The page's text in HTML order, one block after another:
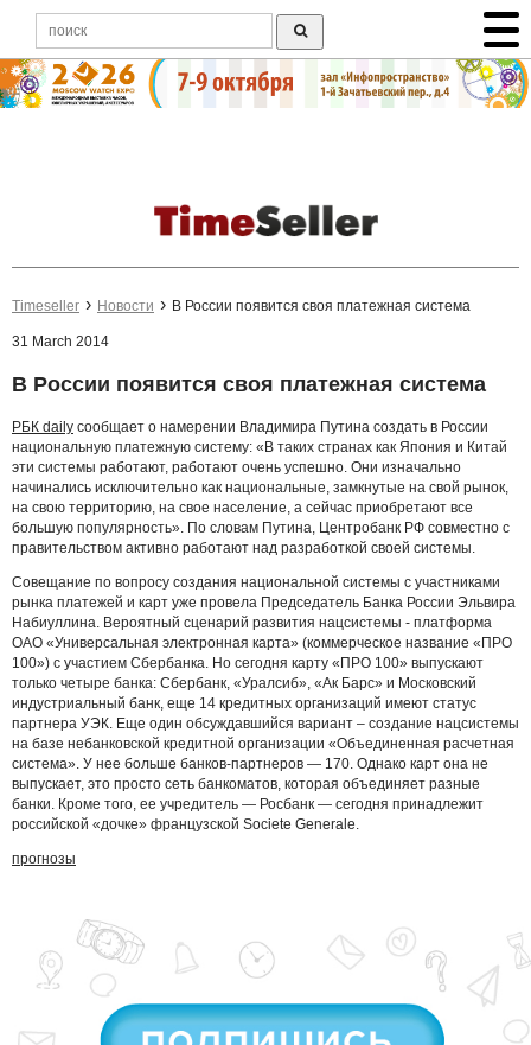
Timeseller Новости В России появится своя платежная система
31 March 2014
В России появится своя платежная система
РБК daily сообщает о намерении Владимира Путина создать в России
национальную платежную систему: «В таких странах как Япония и Китай
эти системы работают, работают очень успешно. Они изначально
начинались исключительно как национальные, замкнутые на свой рынок,
на свою территорию, на свое население, а сейчас приобретают все
большую популярность». По словам Путина, Центробанк РФ совместно с
правительством активно работают над разработкой своей системы.
Совещание по вопросу создания национальной системы с участниками
рынка платежей и карт уже провела Председатель Банка России Эльвира
Набиуллина. Вероятный сценарий развития нацсистемы - платформа
ОАО «Универсальная электронная карта» (коммерческое название «ПРО
100») с участием Сбербанка. Но сегодня карту «ПРО 100» выпускают
только четыре банка: Сбербанк, «Уралсиб», «Ак Барс» и Московский
индустриальный банк, еще 14 кредитных организаций имеют статус
партнера УЭК. Еще один обсуждавшийся вариант – создание нацсистемы
на базе небанковской кредитной организации «Объединенная расчетная
система». У нее больше банков-партнеров — 170. Однако карт она не
выпускает, это просто сеть банкоматов, которая объединяет разные
банки. Кроме того, ее учредитель — Росбанк — сегодня принадлежит
российской «дочке» французской Societe Generale.
прогнозы